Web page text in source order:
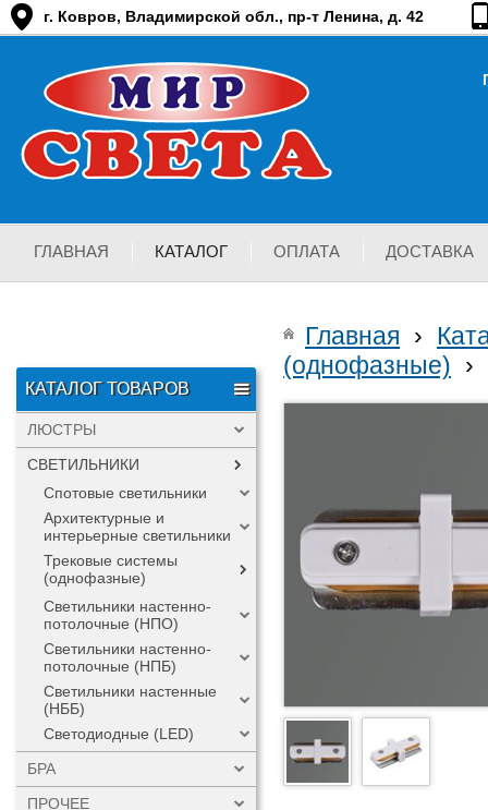
г. Ковров, Владимирской обл., пр-т Ленина, д. 42
ГЛАВНАЯ КАТАЛОГ ОПЛАТА ДОСТАВКА
КАТАЛОГ ТОВАРОВ
ЛЮСТРЫ
СВЕТИЛЬНИКИ
Спотовые светильники
Архитектурные и
интерьерные светильники
Трековые системы
(однофазные)
Светильники настенно-
потолочные (НПО)
Светильники настенно-
потолочные (НПБ)
Светильники настенные
(НББ)
Светодиодные (LED)
БРА
ПРОЧЕЕ
Главная ›
(однофазные) ›